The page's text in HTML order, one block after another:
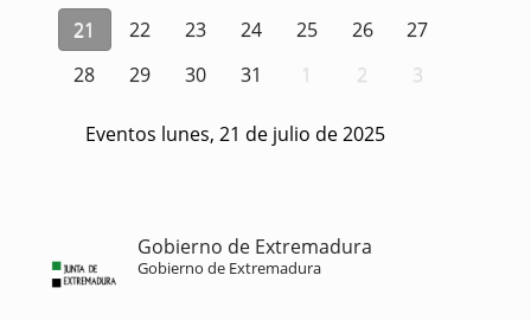
21
22 23 24 25 26
27
28
29 30 31 1 2 3
Eventos lunes, 21 de julio de 2025
Gobierno de Extremadura
Gobierno de Extremadura